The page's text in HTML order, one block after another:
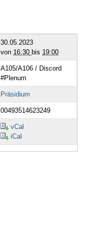
30.05.2023
von 16:30 bis 19:00
A105/A106 / Discord
#Plenum
Präsidium
00493514623249
vCal
iCal